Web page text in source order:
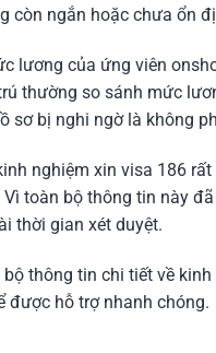
còn ngắn hoặc chưa ổn
lương của ứng viên
thường so sánh mức
sơ bị nghi ngờ là không
nghiệm xin visa 186
toàn bộ thông tin này
thời gian xét duyệt.
thông tin chi tiết về
được hỗ trợ nhanh chóng.